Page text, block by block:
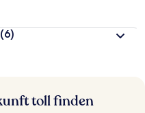
(6)
toll finden